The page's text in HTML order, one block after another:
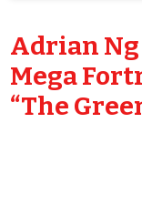
Adrian Ng
Mega
“The